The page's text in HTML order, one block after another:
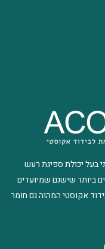
בעל יכולת ספיגת רעש
ביותר שישנם שמיועדים
אקוסטי המהוה גם חומר